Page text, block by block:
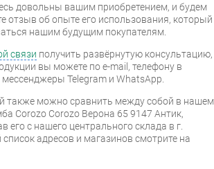
довольны вашим приобретением, и будем
отзыв об опыте его использования, который
нашим будущим покупателям.
связи получить развёрнутую консультацию,
вы можете по e-mail, телефону в
мессенджеры Telegram и WhatsApp.
также можно сравнить между собой в нашем
Corozo Corozo Верона 65 9147 Антик,
его с нашего центрального склада в г.
адресов и магазинов смотрите на